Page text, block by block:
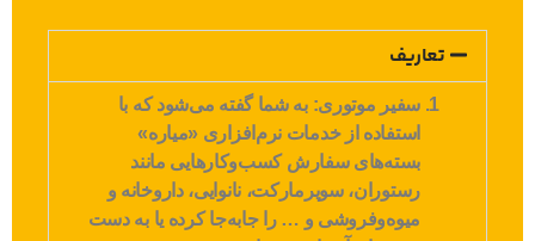
تعاریف
سفیر موتوری: به شما گفته می‌شود که با
استفاده از خدمات نرم‌افزاری «میاره»
بسته‌های سفارش کسب‌وکارهایی مانند
رستوران‌، سوپرمارکت‌، نانوایی‌، داروخانه و
میوه‌وفروشی و … را جابه‌جا کرده یا به دست